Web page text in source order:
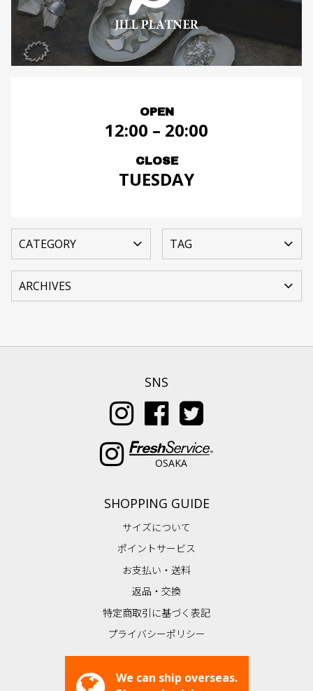
OPEN
12:00 – 20:00
CLOSE
TUESDAY
SNS
OSAKA
SHOPPING GUIDE
サイズについて
ポイントサービス
お支払い・送料
返品・交換
特定商取引に基づく表記
プライバシーポリシー
We can ship overseas.